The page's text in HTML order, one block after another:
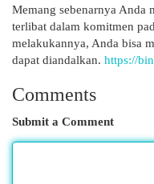
Memang sebenarnya Anda
terlibat dalam komitmen
melakukannya, Anda bisa
dapat diandalkan. https://
Comments
Submit a Comment